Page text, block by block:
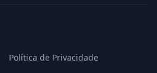
Política de Privacidade